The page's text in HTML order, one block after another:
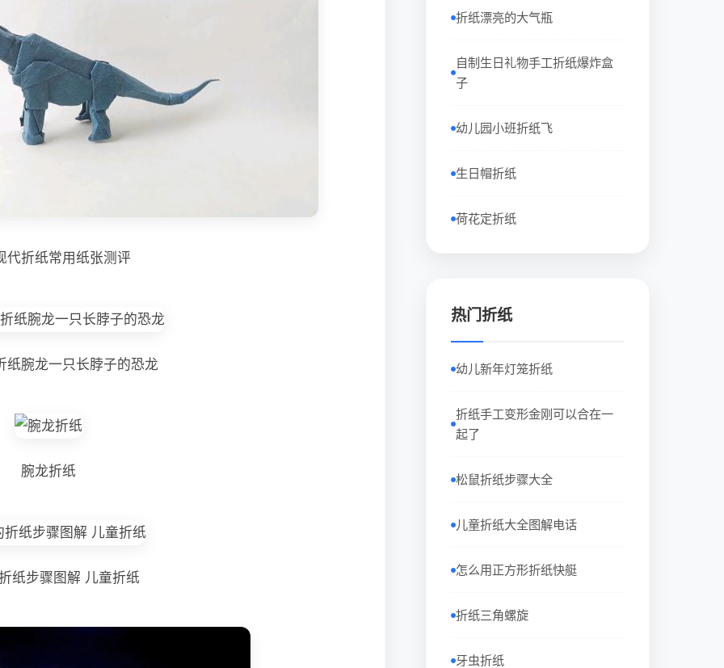
代折纸常用纸张测评
纸腕龙一只长脖子的恐龙
腕龙折纸
纸步骤图解 儿童折纸
折纸漂亮的大气瓶
自制生日礼物手工折纸爆炸盒
子
幼儿园小班折纸飞
生日帽折纸
荷花定折纸
热门折纸
幼儿新年灯笼折纸
折纸手工变形金刚可以合在一
起了
松鼠折纸步骤大全
儿童折纸大全图解电话
怎么用正方形折纸快艇
折纸三角螺旋
牙虫折纸